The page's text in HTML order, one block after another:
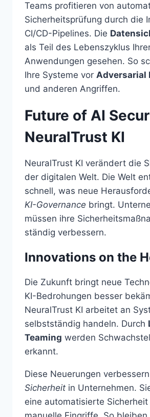
Teams profitieren von
Sicherheitsprüfung durch die
CI/CD-Pipelines. Die
als Teil des Lebenszyklus
Anwendungen gesehen. So
Ihre Systeme vor Adversarial
und anderen Angriffen.
Future of AI
NeuralTrust KI
NeuralTrust KI verändert die
der digitalen Welt. Die Welt
schnell, was neue
KI-Governance bringt.
müssen ihre
ständig verbessern.
Innovations on the
Die Zukunft bringt neue
KI-Bedrohungen besser
NeuralTrust KI arbeitet an
selbstständig handeln. Durch
Teaming werden
erkannt.
Diese Neuerungen
Sicherheit in Unternehmen.
eine automatisierte Sicherheit